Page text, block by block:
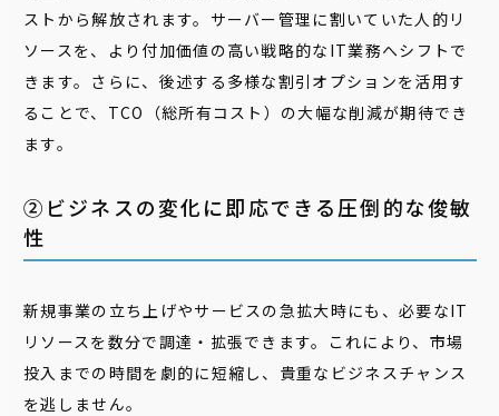
ストから解放されます。サーバー管理に割いていた人的リ
ソースを、より付加価値の高い戦略的なIT業務へシフトで
きます。さらに、後述する多様な割引オプションを活用す
ることで、TCO（総所有コスト）の大幅な削減が期待でき
ます。
②ビジネスの変化に即応できる圧倒的な俊敏
性
新規事業の立ち上げやサービスの急拡大時にも、必要なIT
リソースを数分で調達・拡張できます。これにより、市場
投入までの時間を劇的に短縮し、貴重なビジネスチャンス
を逃しません。